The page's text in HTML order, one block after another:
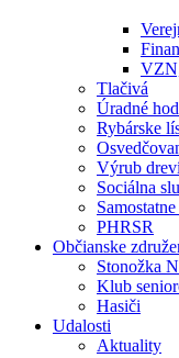
Tlačivá
Úradné
Rybárske
Výrub
Sociálna
PHRSR
Občianske
Stonožka
Klub
Hasiči
Udalosti
Aktuality